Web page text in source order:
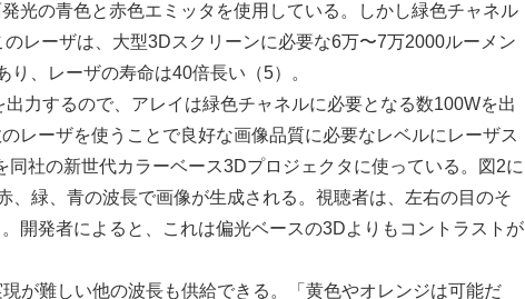
光の青色と赤色エミッタを使用している。しかし緑色チャネル
レーザは、大型3Dスクリーンに必要な6万〜7万2000ルーメン
、レーザの寿命は40倍長い（5）。
力するので、アレイは緑色チャネルに必要となる数100Wを出
レーザを使うことで良好な画像品質に必要なレベルにレーザス
社の新世代カラーベース3Dプロジェクタに使っている。図2に
緑、青の波長で画像が生成される。視聴者は、左右の目のそ
開発者によると、これは偏光ベースの3Dよりもコントラストが
が難しい他の波長も供給できる。「黄色やオレンジは可能だ